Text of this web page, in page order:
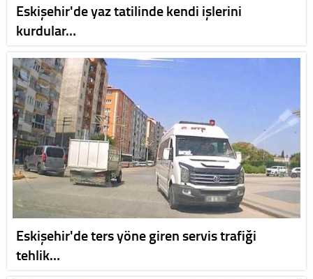
Eskişehir'de yaz tatilinde kendi işlerini
kurdular…
Eskişehir'de ters yöne giren servis trafiği
tehlik…